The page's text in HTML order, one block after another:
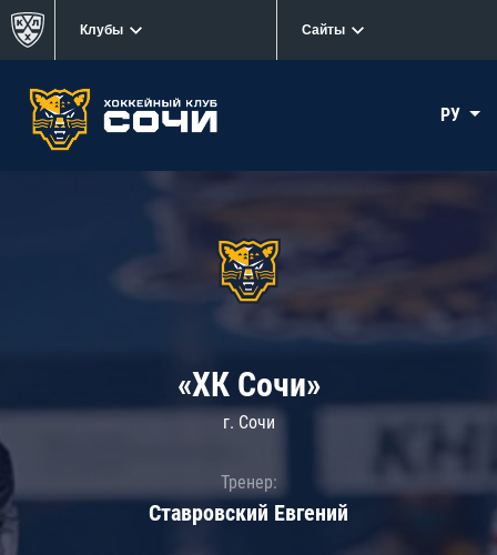
Клубы Сайты
РУ
«ХК Сочи»
г. Сочи
Тренер:
Ставровский Евгений